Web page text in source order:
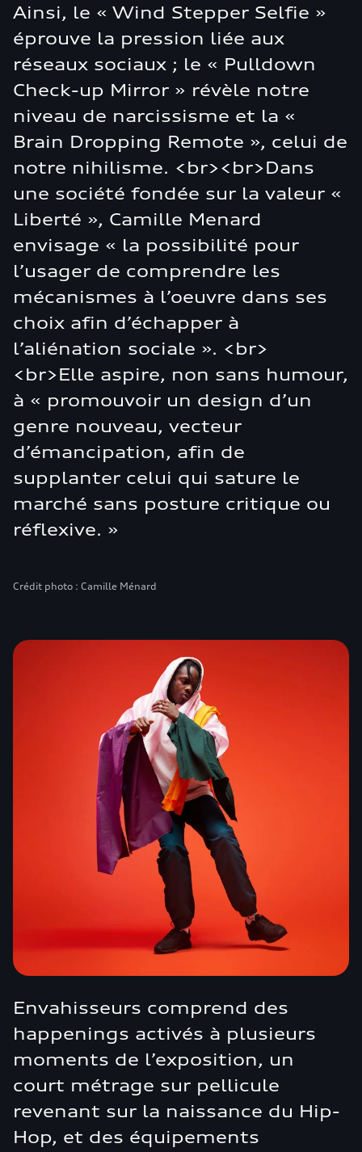
Ainsi, le « Wind Stepper Selfie »
éprouve la pression liée aux
réseaux sociaux ; le « Pulldown
Check-up Mirror » révèle notre
niveau de narcissisme et la «
Brain Dropping Remote », celui de
notre nihilisme. <br><br>Dans
une société fondée sur la valeur «
Liberté », Camille Menard
envisage « la possibilité pour
l’usager de comprendre les
mécanismes à l’oeuvre dans ses
choix afin d’échapper à
l’aliénation sociale ». <br>
<br>Elle aspire, non sans humour,
à « promouvoir un design d’un
genre nouveau, vecteur
d’émancipation, afin de
supplanter celui qui sature le
marché sans posture critique ou
réflexive. »
Crédit photo : Camille Ménard
Envahisseurs comprend des
happenings activés à plusieurs
moments de l’exposition, un
court métrage sur pellicule
revenant sur la naissance du Hip-
Hop, et des équipements